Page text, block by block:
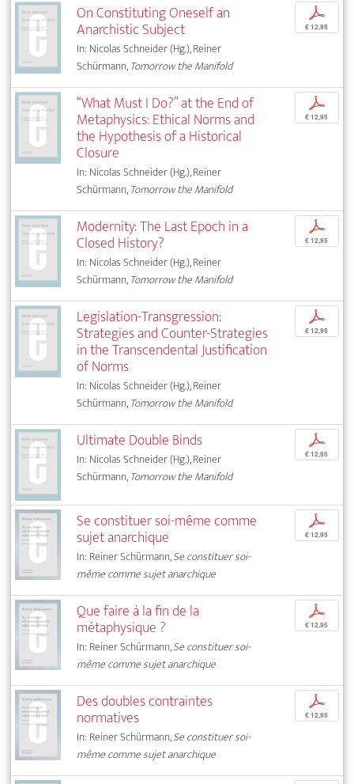
On Constituting Oneself an
Anarchistic Subject
In: Nicolas Schneider (Hg.), Reiner
Schürmann,Tomorrow the Manifold
p
€ 12,95
“What Must I Do?” at the End of
Metaphysics: Ethical Norms and
the Hypothesis of a Historical
Closure
In: Nicolas Schneider (Hg.), Reiner
Schürmann,Tomorrow the Manifold
p
€ 12,95
Modernity: The Last Epoch in a
Closed History?
In: Nicolas Schneider (Hg.), Reiner
Schürmann,Tomorrow the Manifold
p
€ 12,95
Legislation-Transgression:
Strategies and Counter-Strategies
in the Transcendental Justification
of Norms
In: Nicolas Schneider (Hg.), Reiner
Schürmann,Tomorrow the Manifold
p
€ 12,95
Ultimate Double Binds
In: Nicolas Schneider (Hg.), Reiner
Schürmann,Tomorrow the Manifold
p
€ 12,95
Se constituer soi-même comme
sujet anarchique
In: Reiner Schürmann,Se constituer soi-
même comme sujet anarchique
p
€ 12,95
Que faire à la fin de la
métaphysique ?
In: Reiner Schürmann,Se constituer soi-
même comme sujet anarchique
p
€ 12,95
Des doubles contraintes
normatives
In: Reiner Schürmann,Se constituer soi-
même comme sujet anarchique
p
€ 12,95